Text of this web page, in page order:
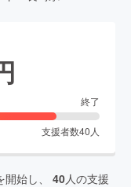
終了
支援者数40 人
開始し、 40人の支援